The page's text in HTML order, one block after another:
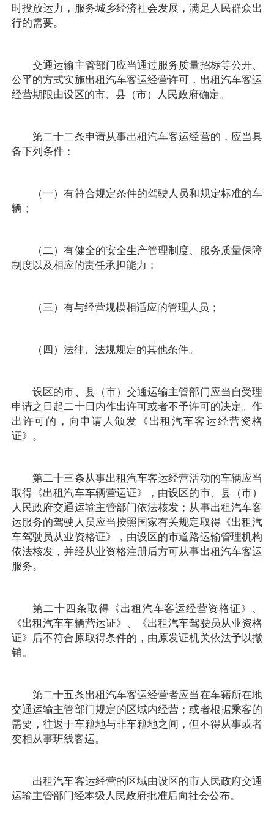
时投放运力，服务城乡经济社会发展，满足人民群众出
行的需要。
交通运输主管部门应当通过服务质量招标等公开、
公平的方式实施出租汽车客运经营许可，出租汽车客运
经营期限由设区的市、县（市）人民政府确定。
第二十二条申请从事出租汽车客运经营的，应当具
备下列条件：
（一）有符合规定条件的驾驶人员和规定标准的车
辆；
（二）有健全的安全生产管理制度、服务质量保障
制度以及相应的责任承担能力；
（三）有与经营规模相适应的管理人员；
（四）法律、法规规定的其他条件。
设区的市、县（市）交通运输主管部门应当自受理
申请之日起二十日内作出许可或者不予许可的决定。作
出许可的，向申请人颁发《出租汽车客运经营资格
证》。
第二十三条从事出租汽车客运经营活动的车辆应当
取得《出租汽车车辆营运证》，由设区的市、县（市）
人民政府交通运输主管部门依法核发；从事出租汽车客
运服务的驾驶人员应当按照国家有关规定取得《出租汽
车驾驶员从业资格证》，由设区的市道路运输管理机构
依法核发，并经从业资格注册后方可从事出租汽车客运
服务。
第二十四条取得《出租汽车客运经营资格证》、
《出租汽车车辆营运证》、《出租汽车驾驶员从业资格
证》后不符合原取得条件的，由原发证机关依法予以撤
销。
第二十五条出租汽车客运经营者应当在车籍所在地
交通运输主管部门规定的区域内经营；或者根据乘客的
需要，往返于车籍地与非车籍地之间，但不得从事或者
变相从事班线客运。
出租汽车客运经营的区域由设区的市人民政府交通
运输主管部门经本级人民政府批准后向社会公布。